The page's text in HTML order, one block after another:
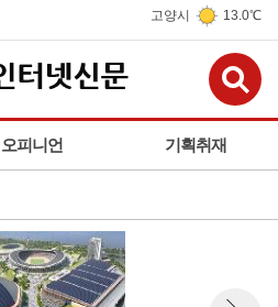
고양시 13.0℃
오피니언 기획취재